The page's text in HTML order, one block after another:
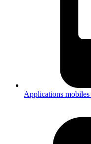
Applications mobiles